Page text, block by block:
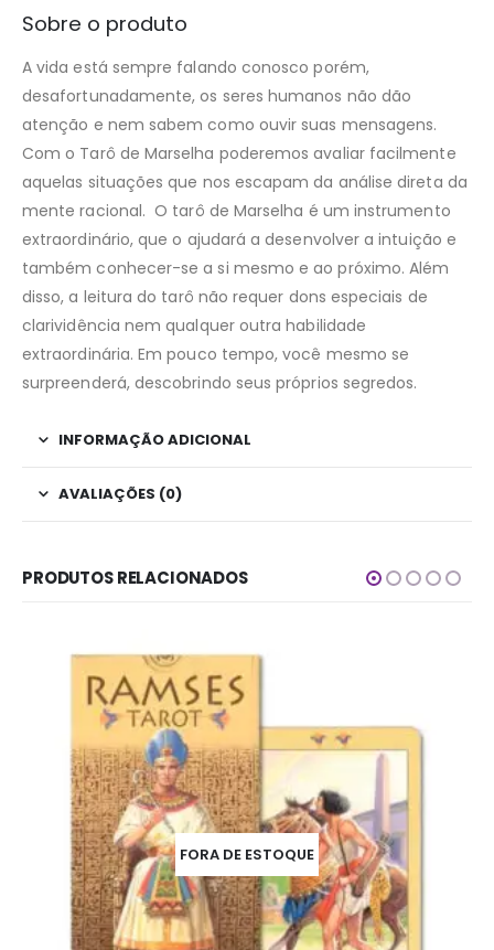
Sobre o produto
A vida está sempre falando conosco porém,
desafortunadamente, os seres humanos não dão
atenção e nem sabem como ouvir suas mensagens.
Com o Tarô de Marselha poderemos avaliar facilmente
aquelas situações que nos escapam da análise direta da
mente racional. O tarô de Marselha é um instrumento
extraordinário, que o ajudará a desenvolver a intuição e
também conhecer-se a si mesmo e ao próximo. Além
disso, a leitura do tarô não requer dons especiais de
clarividência nem qualquer outra habilidade
extraordinária. Em pouco tempo, você mesmo se
surpreenderá, descobrindo seus próprios segredos.
INFORMAÇÃO ADICIONAL
AVALIAÇÕES (0)
PRODUTOS RELACIONADOS
FORA DE ESTOQUE